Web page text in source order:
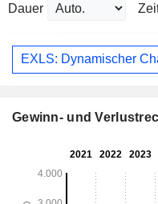
Dauer
EXLS: Dynamischer
Gewinn- und